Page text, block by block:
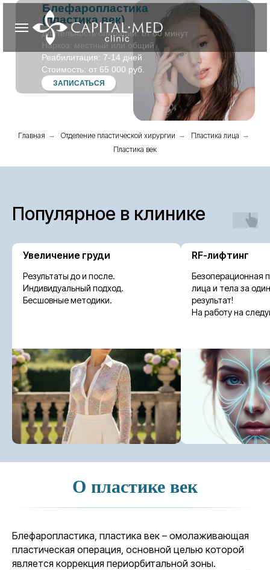
Блефаропластика
(пластика век)
Длительность операции: от 60 минут
Наркоз: местный или общий
Реабилитация: 7-14 дней
Стоимость: от 65 000 руб.
ЗАПИСАТЬСЯ
Главная → Отделение пластической хирургии → Пластика лица →
Пластика век
Популярное в клинике
Увеличение груди
Результаты до и после.
Индивидуальный подход.
Бесшовные методики.
RF-лифтинг
Безоперационная
лица и тела за
результат!
На работу на
О пластике век
Блефаропластика, пластика век – омолаживающая
пластическая операция, основной целью которой
является коррекция периорбитальной зоны.